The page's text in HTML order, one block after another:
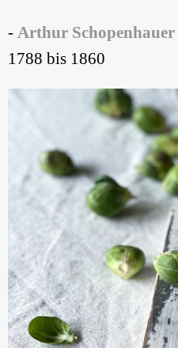
- Arthur Schopenhauer
1788 bis 1860